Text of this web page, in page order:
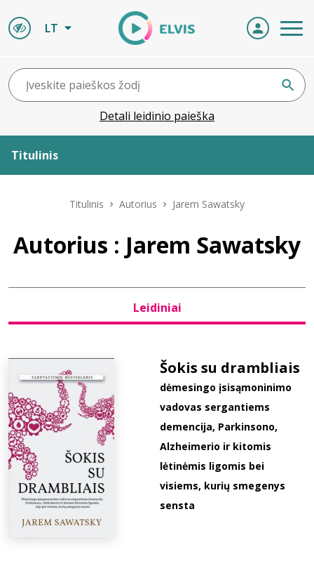
LT
Detali leidinio paieška
Titulinis
Leidiniai
D.U.K.
+370 667 80 541
info@elvislab.lt
Titulinis Autorius Jarem Sawatsky
Autorius : Jarem Sawatsky
Leidiniai
Šokis su drambliais
dėmesingo įsisąmoninimo
vadovas sergantiems
demencija, Parkinsono,
Alzheimerio ir kitomis
lėtinėmis ligomis bei
visiems, kurių smegenys
sensta